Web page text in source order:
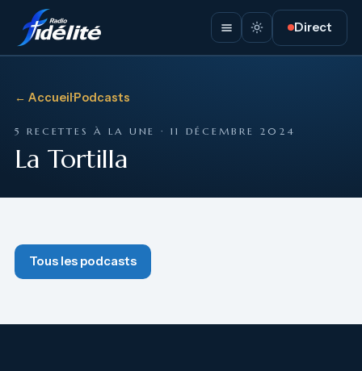
Direct
← Accueil·Podcasts
5 RECETTES À LA UNE · 11 DÉCEMBRE 2024
La Tortilla
Tous les podcasts